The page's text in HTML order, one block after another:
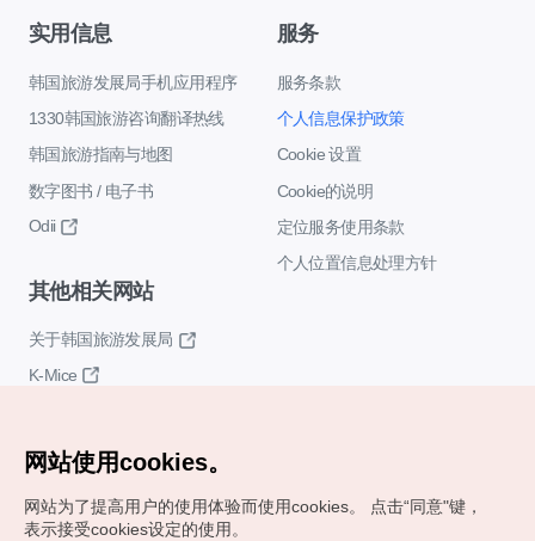
实用信息
韩国旅游发展局手机应用程序
1330韩国旅游咨询翻译热线
韩国旅游指南与地图
数字图书 / 电子书
Odii
服务
服务条款
个人信息保护政策
Cookie 设置
Cookie的说明
定位服务使用条款
个人位置信息处理方针
其他相关网站
关于韩国旅游发展局
K-Mice
网站使用cookies。
网站为了提高用户的使用体验而使用cookies。
点击“同意"键，
表示接受cookies设定的使用。